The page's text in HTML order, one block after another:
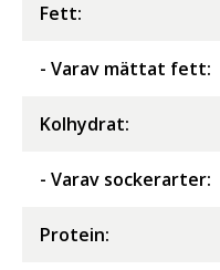
Fett:
- Varav mättat fett:
Kolhydrat:
- Varav sockerarter:
Protein: